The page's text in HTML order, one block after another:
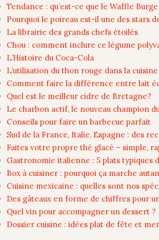
Tendance : qu’est-ce que le Waffle
Pourquoi le poireau est-il une des stars
La librairie des grands chefs étoilés
Chou : comment inclure ce légume
L’Histoire du Coca-Cola
L’utilisation du thon rouge dans la cuisine
Comment faire la différence entre lait
Quel est le meilleur cidre de Bretagne?
Le charbon actif, le nouveau champion
Conseils pour faire un barbecue parfait
Sud de la France, Italie, Espagne : des
Faites votre propre thé glacé – simple,
Gastronomie italienne : 5 plats typiques
Box à cuisiner : pourquoi ça marche
Cuisine mexicaine : quelles sont nos
Des gâteaux en forme de chiffres pour
Quel vin pour accompagner un dessert ?
Dossier cuisine : idées plat de fête et